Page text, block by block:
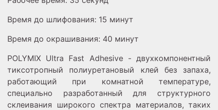
Время до шлифования: 15 минут
Время до окрашивания: 40 минут
POLYMIX Ultra Fast Adhesive - двухкомпонентный
тиксотропный полиуретановый клей без запаха,
работающий при комнатной температуре,
специально разработанный для структурного
склеивания широкого спектра материалов, таких